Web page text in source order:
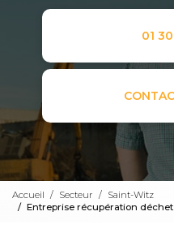
01
Accueil Secteur
Saint-Witz
Entreprise récupération